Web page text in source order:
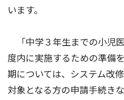
います。
「中学３年生までの小児
度内に実施するための準備
期については、システム改
対象となる方の申請手続き